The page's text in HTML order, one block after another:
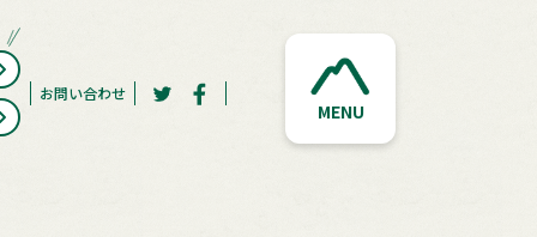
お問い合わせ
MENU